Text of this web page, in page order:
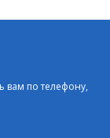
вам по телефону,